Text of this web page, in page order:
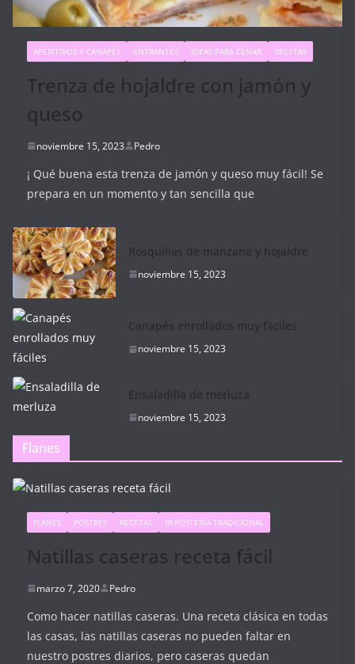
APERITIVOS Y CANAPÉS ENTRANTES IDEAS PARA CENAR RECETAS
Trenza de hojaldre con jamón y
queso
noviembre 15, 2023 Pedro
¡ Qué buena esta trenza de jamón y queso muy fácil! Se
prepara en un momento y tan sencilla que
Rosquillas de manzana y hojaldre
noviembre 15, 2023
Canapés enrollados muy fáciles
noviembre 15, 2023
Ensaladilla de merluza
noviembre 15, 2023
Flanes
FLANES POSTRES RECETAS REPOSTERÍA TRADICIONAL
Natillas caseras receta fácil
marzo 7, 2020 Pedro
Como hacer natillas caseras. Una receta clásica en todas
las casas, las natillas caseras no pueden faltar en
nuestro postres diarios, pero caseras quedan